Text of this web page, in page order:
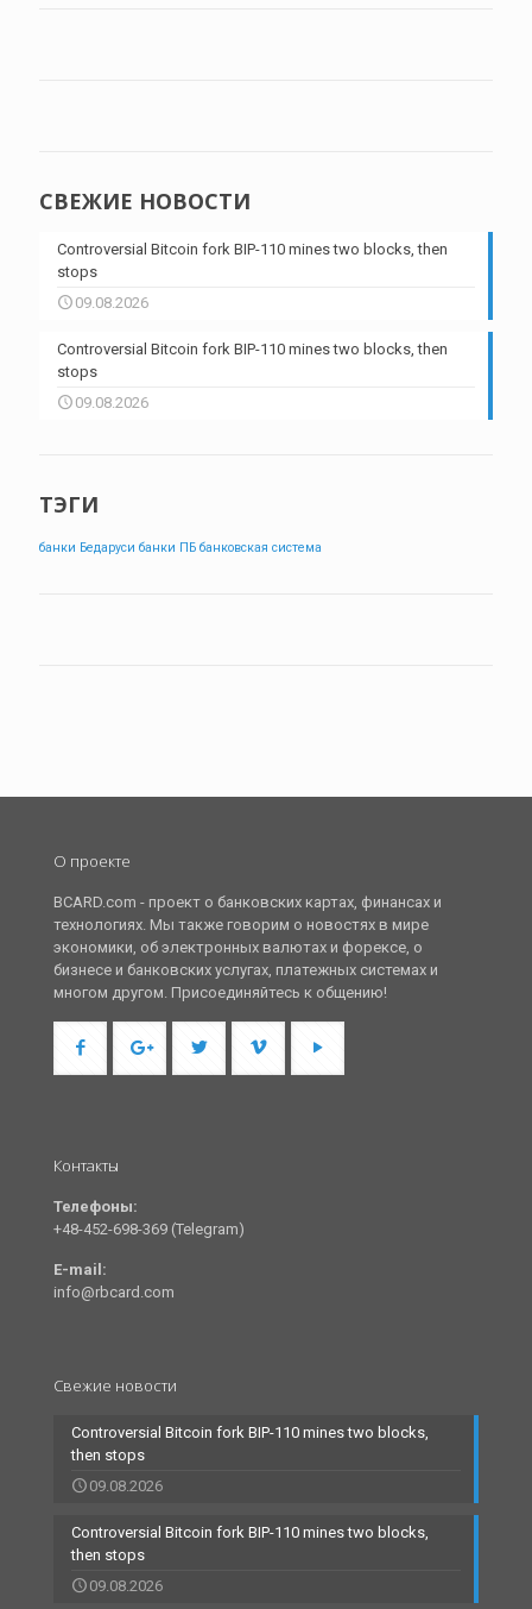
СВЕЖИЕ НОВОСТИ
Controversial Bitcoin fork BIP-110 mines two blocks, then
stops
09.08.2026
Controversial Bitcoin fork BIP-110 mines two blocks, then
stops
09.08.2026
ТЭГИ
банки Бедаруси банки ПБ банковская система
О проекте
BCARD.com - проект о банковских картах, финансах и
технологиях. Мы также говорим о новостях в мире
экономики, об электронных валютах и форексе, о
бизнесе и банковских услугах, платежных системах и
многом другом. Присоединяйтесь к общению!
Контакты
Телефоны:
+48-452-698-369 (Telegram)
E-mail:
info@rbcard.com
Свежие новости
Controversial Bitcoin fork BIP-110 mines two blocks,
then stops
09.08.2026
Controversial Bitcoin fork BIP-110 mines two blocks,
then stops
09.08.2026